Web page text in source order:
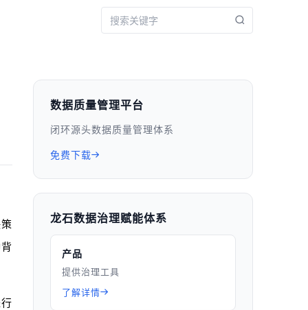
数据质量管理平台
闭环源头数据质量管理体系
免费下载
龙石数据治理赋能体系
产品
提供治理工具
了解详情